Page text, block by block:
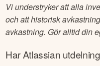
Vi understryker att alla
och att historisk
avkastning. Gör alltid din
HarAtlassian